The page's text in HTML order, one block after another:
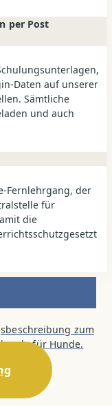
per Post
Daten auf unserer
Sämtliche
und auch
Fernlehrgang, der
für
die
zum
für Hunde.